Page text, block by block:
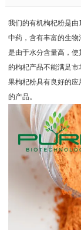
我们的有机枸杞粉是
中药，含有丰富的生
是由于水分含量高，
的枸杞产品不能满足
果枸杞粉具有良好的
的产品。